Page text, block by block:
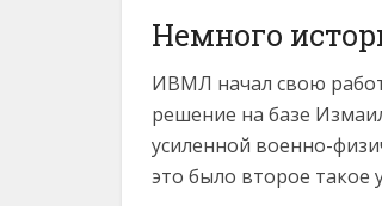
Немного
ИВМЛ начал свою
решение на базе
усиленной военно-
это было второе такое